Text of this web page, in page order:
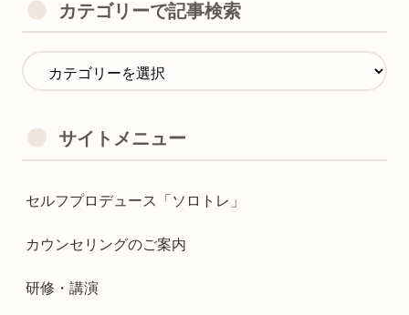
カテゴリーで記事検索
サイトメニュー
セルフプロデュース「ソロトレ」
カウンセリングのご案内
研修・講演